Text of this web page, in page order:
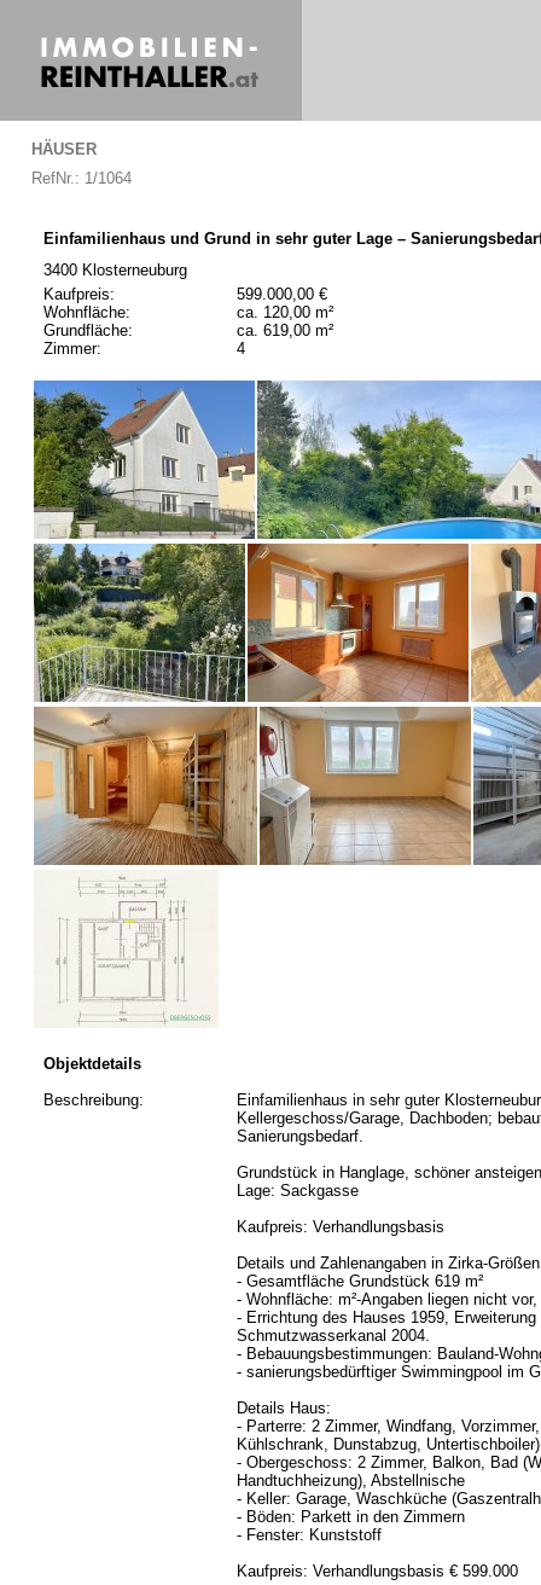
HÄUSER
RefNr.: 1/1064
Einfamilienhaus und Grund in sehr guter Lage –
3400 Klosterneuburg
599.000,00 €
Kaufpreis:
ca. 120,00 m²
Wohnfläche:
ca. 619,00 m²
Grundfläche:
4
Zimmer:
Objektdetails
Einfamilienhaus in sehr guter
Kellergeschoss/Garage, Dachboden;
Sanierungsbedarf.
Grundstück in Hanglage, schöner
Lage: Sackgasse
Kaufpreis: Verhandlungsbasis
Details und Zahlenangaben in Zirka-
- Gesamtfläche Grundstück 619 m²
- Wohnfläche: m²-Angaben liegen nicht
- Errichtung des Hauses 1959,
Schmutzwasserkanal 2004.
- Bebauungsbestimmungen: Bauland-
- sanierungsbedürftiger Swimmingpool im
Details Haus:
- Parterre: 2 Zimmer, Windfang,
Kühlschrank, Dunstabzug, Untertischboiler)
- Obergeschoss: 2 Zimmer, Balkon, Bad
Handtuchheizung), Abstellnische
- Keller: Garage, Waschküche
- Böden: Parkett in den Zimmern
- Fenster: Kunststoff
Kaufpreis: Verhandlungsbasis € 599.000
Beschreibung: